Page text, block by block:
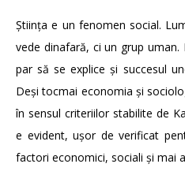
Știința e un fenomen social.
vede dinafară, ci un grup
par să se explice și succesul
Deși tocmai economia și
în sensul criteriilor stabilite de
e evident, ușor de verificat
factori economici, sociali și mai